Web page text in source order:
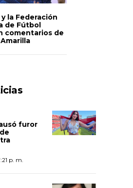
la Federación
de Fútbol
comentarios de
furor
p. m.